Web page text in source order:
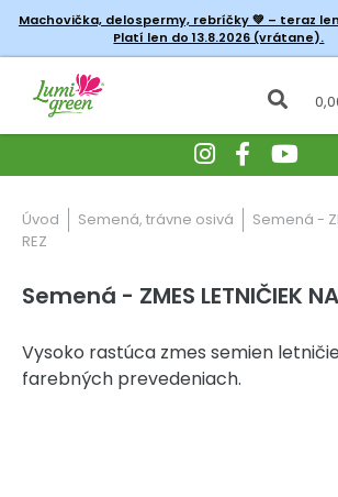
Machovička, delospermy, rebríčky💚 – teraz len
Platí len do 13.8.2026 (vrátane).
Úvod Semená, trávne osivá
Semená -
REZ
Semená - ZMES LETNIČIEK
Vysoko rastúca zmes semien
farebných prevedeniach.